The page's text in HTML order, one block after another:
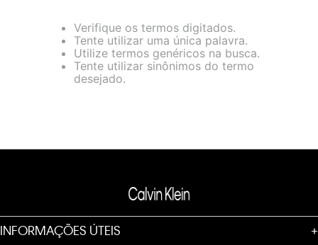
loja virtual. Para maiores informações sobre o nosso aviso de
Cookies acesse o link.
Verifique os termos digitados.
Tente utilizar uma única palavra.
Utilize termos genéricos na busca.
Tente utilizar sinônimos do termo
desejado.
INFORMAÇÕES ÚTEIS +